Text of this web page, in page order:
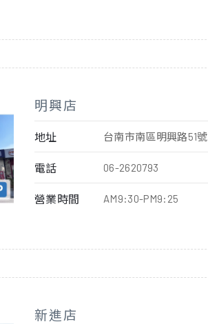
明興店
營業時間 AM9:30-PM9:25
電話 06-2620793
地址 台南市南區明興路51號
新進店